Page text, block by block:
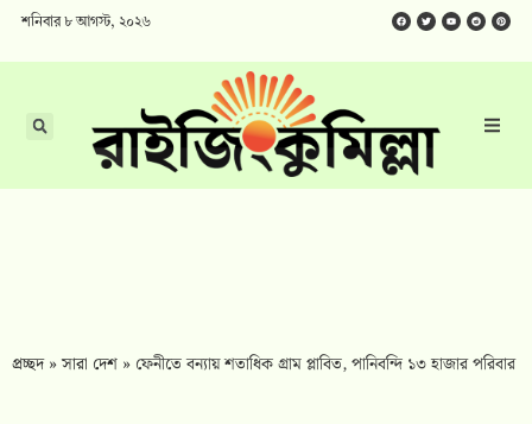
শনিবার ৮ আগস্ট, ২০২৬
প্রচ্ছদ»সারা দেশ » ফেনীতে বন্যায় শতাধিক গ্রাম প্লাবিত, পানিবন্দি ১৩ হাজার পরিবার